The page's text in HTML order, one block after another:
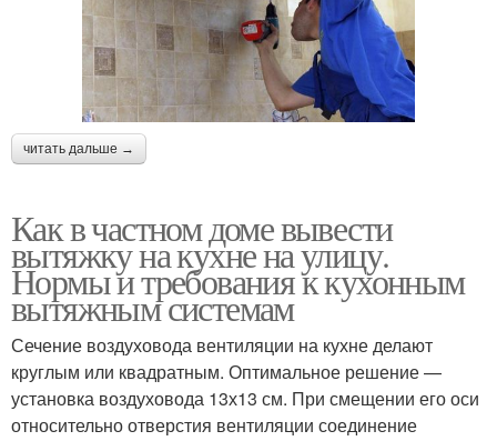
читать дальше →
Как в частном доме вывести
вытяжку на кухне на улицу.
Нормы и требования к кухонным
вытяжным системам
Сечение воздуховода вентиляции на кухне делают
круглым или квадратным. Оптимальное решение —
установка воздуховода 13х13 см. При смещении его оси
относительно отверстия вентиляции соединение